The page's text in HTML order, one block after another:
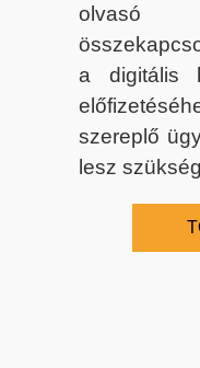
olvasó
a digitális
szereplő
lesz